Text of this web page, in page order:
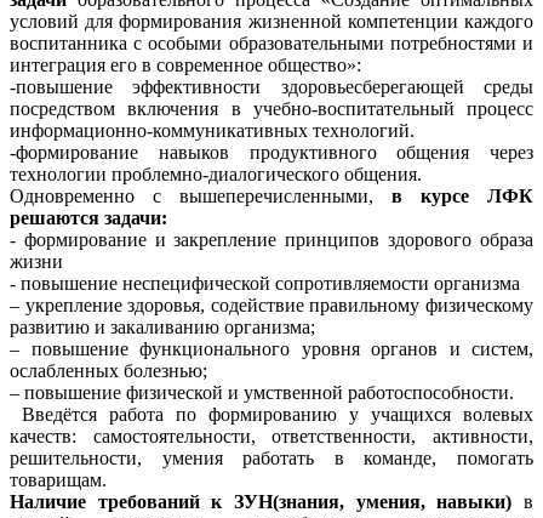
условий для формирования жизненной компетенции каждого
воспитанника с особыми образовательными потребностями и
интеграция его в современное общество»:
-повышение эффективности здоровьесберегающей среды
посредством включения в учебно-воспитательный процесс
информационно-коммуникативных технологий.
-формирование навыков продуктивного общения через
технологии проблемно-диалогического общения.
Одновременно с вышеперечисленными, в курсе ЛФК
решаются задачи:
- формирование и закрепление принципов здорового образа
жизни
- повышение неспецифической сопротивляемости организма
– укрепление здоровья, содействие правильному физическому
развитию и закаливанию организма;
– повышение функционального уровня органов и систем,
ослабленных болезнью;
– повышение физической и умственной работоспособности.
Введётся работа по формированию у учащихся волевых
качеств: самостоятельности, ответственности, активности,
решительности, умения работать в команде, помогать
товарищам.
Наличие требований к ЗУН(знания, умения, навыки) в